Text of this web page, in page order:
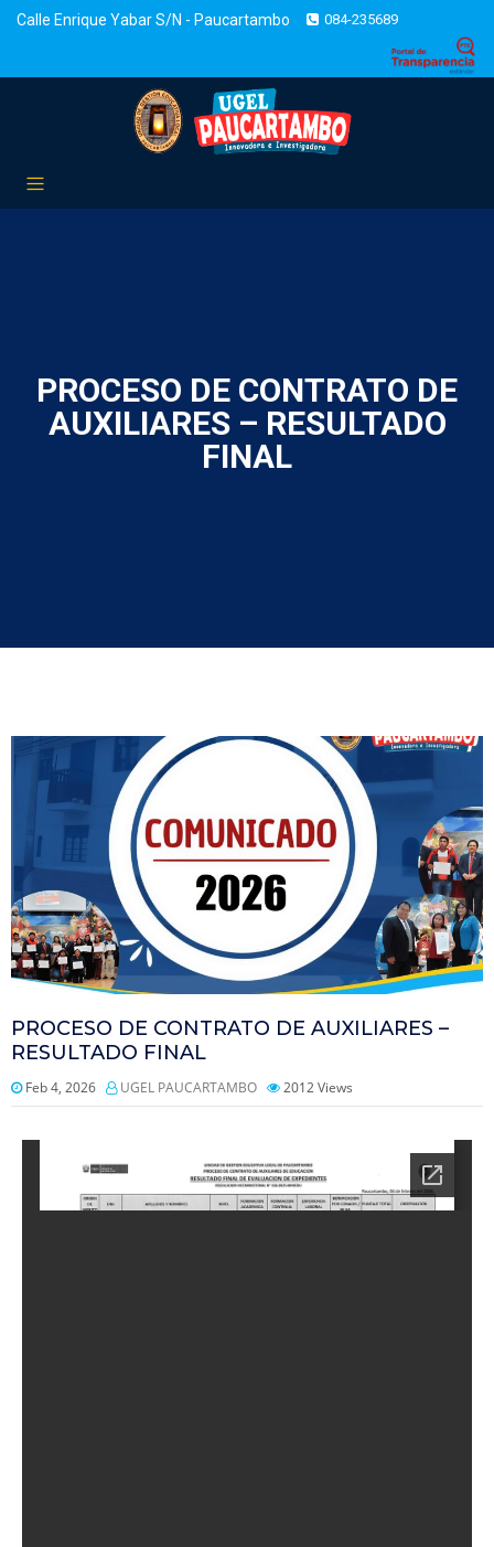
Calle Enrique Yabar S/N - Paucartambo 084-235689
PROCESO DE CONTRATO DE
AUXILIARES – RESULTADO
FINAL
PROCESO DE CONTRATO DE AUXILIARES –
RESULTADO FINAL
Feb 4, 2026 UGEL PAUCARTAMBO 2012Views